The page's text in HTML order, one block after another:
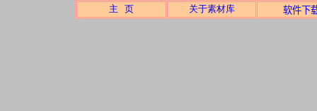
主 页 关于素材库 软件下